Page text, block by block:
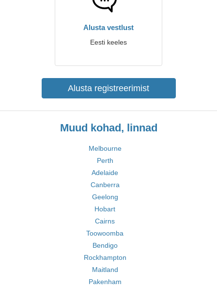
Alusta vestlust
Eesti keeles
Alusta registreerimist
Muud kohad, linnad
Melbourne
Perth
Adelaide
Canberra
Geelong
Hobart
Cairns
Toowoomba
Bendigo
Rockhampton
Maitland
Pakenham